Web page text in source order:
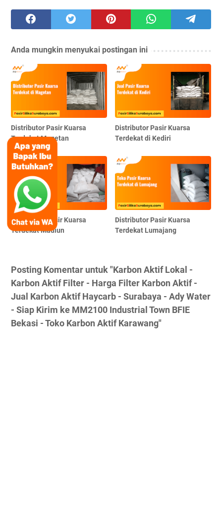
Anda mungkin menyukai postingan ini
Distributor Pasir Kuarsa
Terdekat Magetan
Distributor Pasir Kuarsa
Terdekat di Kediri
Distributor Pasir Kuarsa
Terdekat Madiun
Distributor Pasir Kuarsa
Terdekat Lumajang
Posting Komentar untuk "Karbon Aktif Lokal -
Karbon Aktif Filter - Harga Filter Karbon Aktif -
Jual Karbon Aktif Haycarb - Surabaya - Ady Water
- Siap Kirim ke MM2100 Industrial Town BFIE
Bekasi - Toko Karbon Aktif Karawang"